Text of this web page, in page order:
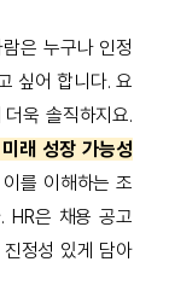
은 누구나 인정
싶어 합니다. 요
욱 솔직하지요.
래 성장 가능성
를 이해하는 조
HR은 채용 공고
정성 있게 담아